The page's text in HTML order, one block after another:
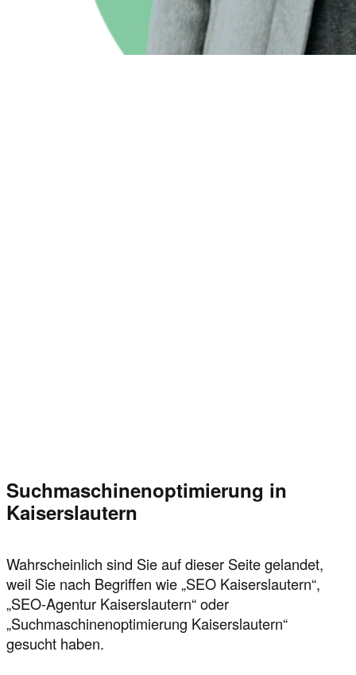
Suchmaschinenoptimierung in
Kaiserslautern
Wahrscheinlich sind Sie auf dieser Seite gelandet,
weil Sie nach Begriffen wie „SEO Kaiserslautern“,
„SEO-Agentur Kaiserslautern“ oder
„Suchmaschinenoptimierung Kaiserslautern“
gesucht haben.